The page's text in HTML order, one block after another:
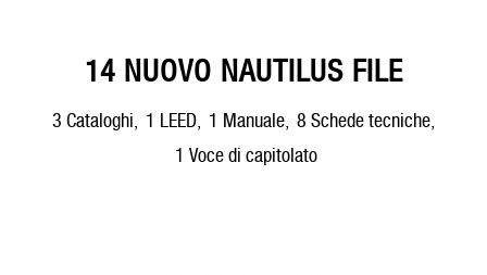
14 NUOVO NAUTILUS FILE
3 cataloghi 1 LEED 1 manuale 8 schede tecniche
1
voce di capitolato